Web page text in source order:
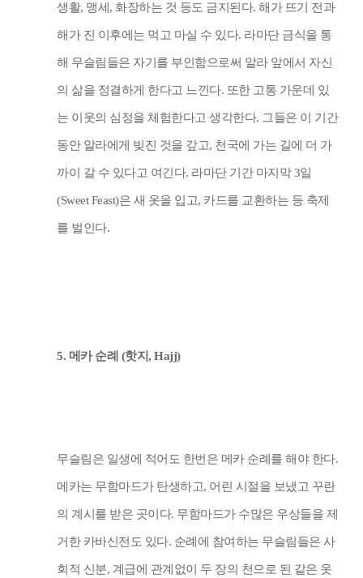
생활, 맹세 , 화장하는 것 등도 금지된다. 해가 뜨기 전과
해가 진 이후에는 먹고 마실 수 있다. 라마단 금식을 통
해 무슬림들은 자기를 부인함으로써 알라 앞에서 자신
의 삶을 정결하게 한다고 느낀다. 또한 고통 가운데 있
는 이웃의 심정을 체험한다고 생각한다. 그들은 이 기간
동안 알라에게 빚진 것을 갚고, 천국에 가는 길에 더 가
까이 갈 수 있다고 여긴다. 라마단 기간 마지막3일
(Sweet Feast)은 새 옷을 입고, 카드를 교환하는 등 축제
를 벌인다.
5. 메카 순례 (핫지 , Hajj)
무슬림은 일생에 적어도 한번은 메카 순례를 해야 한다.
메카는 무함마드가 탄생하고, 어린 시절을 보냈고 꾸란
의 계시를 받은 곳이다. 무함마드가 수많은 우상들을 제
거한 카바신전도 있다. 순례에 참여하는 무슬림들은 사
회적 신분, 계급에 관계없이 두 장의 천으로 된 같은 옷